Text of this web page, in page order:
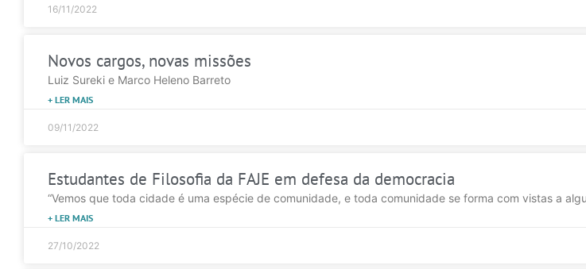
16/11/2022
Novos cargos, novas missões
Luiz Sureki e Marco Heleno Barreto
+ LER MAIS
09/11/2022
Estudantes de Filosofia da FAJE em defesa da democracia
“Vemos que toda cidade é uma espécie de comunidade, e toda comunidade se forma com vistas a
+ LER MAIS
27/10/2022